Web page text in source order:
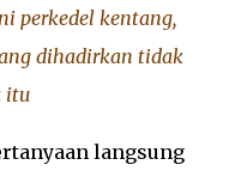
perkedel kentang,
dihadirkan tidak
itu
langsung